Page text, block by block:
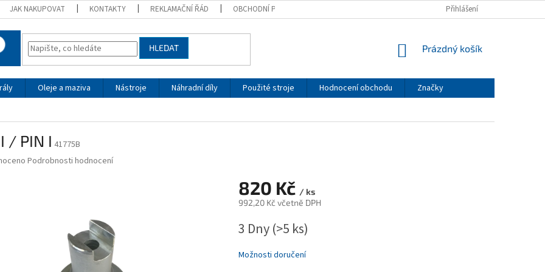
JAK NAKUPOVAT KONTAKTY REKLAMAČNÍ ŘÁD OBCHODNÍ PODMÍNKY PODMÍNKY OCHRANY OSOBNÍCH ÚDAJŮ
Přihlášení
HLEDAT
NÁKUPNÍ
Prázdný košík
Oleje a maziva Nástroje Náhradní díly Použité stroje Hodnocení obchodu
Značky
/ PIN I 41775B
Podrobnosti hodnocení
820 Kč / ks
992,20 Kč včetně DPH
cena:
3 Dny(>5 ks)
Možnosti doručení